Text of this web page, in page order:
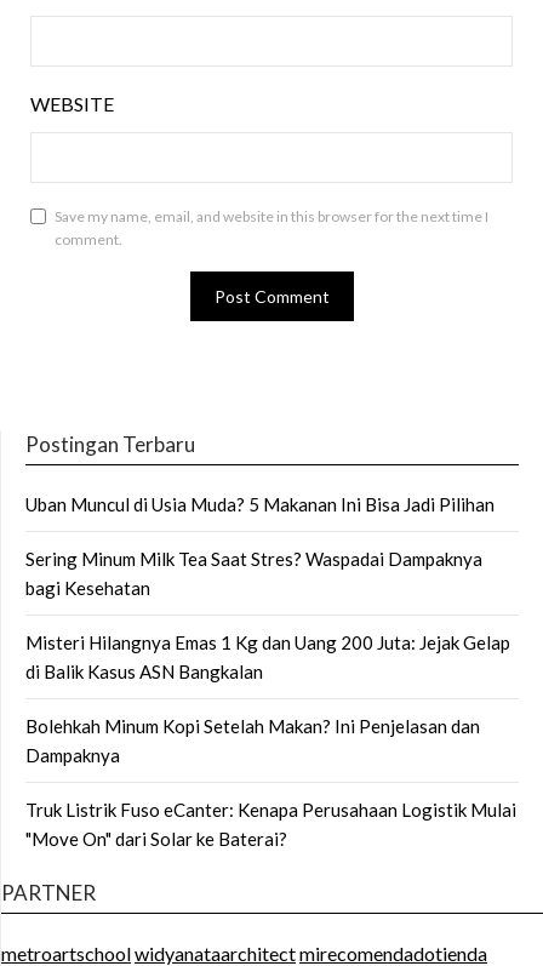
WEBSITE
Save my name, email, and website in this browser for the next time I
comment.
Postingan Terbaru
Uban Muncul di Usia Muda? 5 Makanan Ini Bisa Jadi Pilihan
Sering Minum Milk Tea Saat Stres? Waspadai Dampaknya
bagi Kesehatan
Misteri Hilangnya Emas 1 Kg dan Uang 200 Juta: Jejak Gelap
di Balik Kasus ASN Bangkalan
Bolehkah Minum Kopi Setelah Makan? Ini Penjelasan dan
Dampaknya
Truk Listrik Fuso eCanter: Kenapa Perusahaan Logistik Mulai
"Move On" dari Solar ke Baterai?
PARTNER
metroartschoolwidyanataarchitectmirecomendadotienda